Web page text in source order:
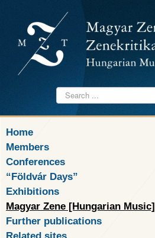
Search
...
Home
Members
Conferences
“Földvár Days”
Exhibitions
Magyar Zene [Hungarian Music]
Further publications
Related sites